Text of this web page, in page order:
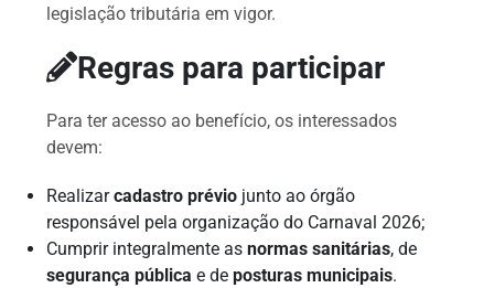
legislação tributária em vigor.
Regras para participar
Para ter acesso ao benefício, os interessados
devem:
Realizarcadastro prévio junto ao órgão
responsável pela organização do Carnaval 2026;
Cumprir integralmente asnormas sanitárias, de
segurança pública e deposturas municipais.